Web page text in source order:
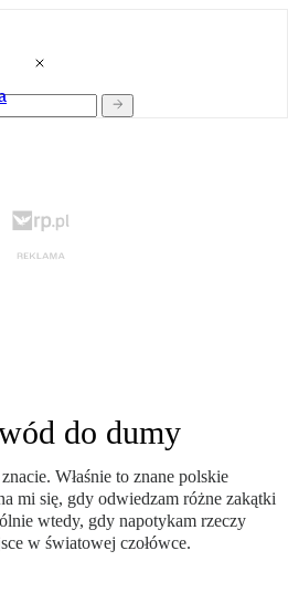
do dumy
Właśnie to znane polskie
mi się, gdy odwiedzam różne zakątki
wtedy, gdy napotykam rzeczy
w światowej czołówce.